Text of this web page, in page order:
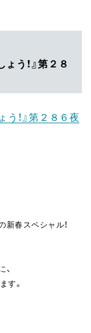
う！』第２８
う！』第２８６夜
新春スペシャル！
、
す。